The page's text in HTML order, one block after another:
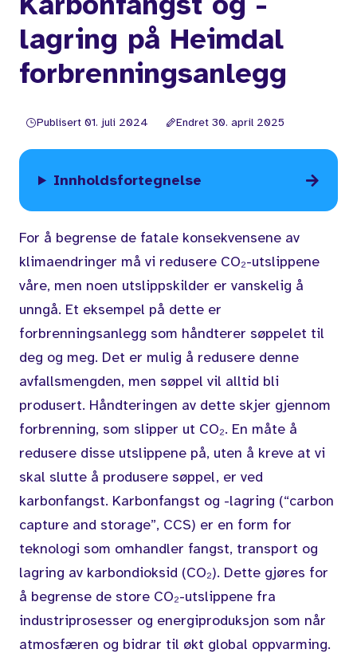
lagring på Heimdal
forbrenningsanlegg
Publisert 01. juli 2024 Endret 30. april 2025
Innholdsfortegnelse
For å begrense de fatale konsekvensene av
klimaendringer må vi redusere CO₂-utslippene
våre, men noen utslippskilder er vanskelig å
unngå. Et eksempel på dette er
forbrenningsanlegg som håndterer søppelet til
deg og meg. Det er mulig å redusere denne
avfallsmengden, men søppel vil alltid bli
produsert. Håndteringen av dette skjer gjennom
forbrenning, som slipper ut CO₂. En måte å
redusere disse utslippene på, uten å kreve at vi
skal slutte å produsere søppel, er ved
karbonfangst. Karbonfangst og -lagring (“carbon
capture and storage”, CCS) er en form for
teknologi som omhandler fangst, transport og
lagring av karbondioksid (CO₂). Dette gjøres for
å begrense de store CO₂-utslippene fra
industriprosesser og energiproduksjon som når
atmosfæren og bidrar til økt global oppvarming.